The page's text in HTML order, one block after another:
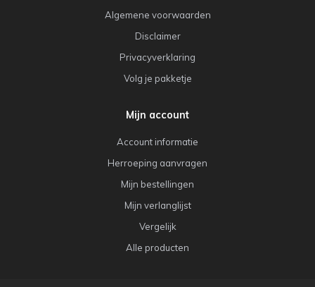
Algemene voorwaarden
Disclaimer
Privacyverklaring
Volg je pakketje
Mijn account
Account informatie
Herroeping aanvragen
Mijn bestellingen
Mijn verlanglijst
Vergelijk
Alle producten